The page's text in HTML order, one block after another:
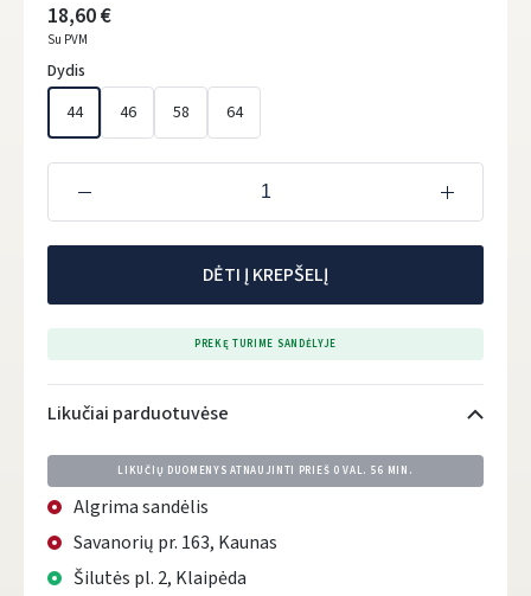
18,60 €
Su PVM
Dydis
44
46 58 64
DĖTI Į KREPŠELĮ
PREKĘ TURIME SANDĖLYJE
Likučiai parduotuvėse
LIKUČIŲ DUOMENYS ATNAUJINTI PRIEŠ 0 VAL. 56 MIN.
Algrima sandėlis
Savanorių pr. 163, Kaunas
Šilutės pl. 2, Klaipėda